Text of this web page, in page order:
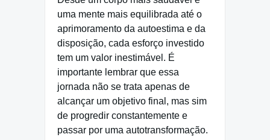
uma mente mais equilibrada até o
aprimoramento da autoestima e da
disposição, cada esforço investido
tem um valor inestimável. É
importante lembrar que essa
jornada não se trata apenas de
alcançar um objetivo final, mas sim
de progredir constantemente e
passar por uma autotransformação.